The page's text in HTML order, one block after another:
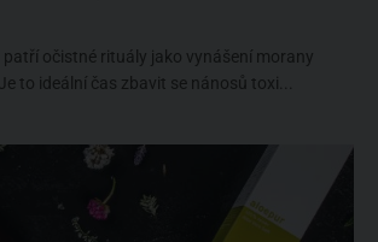
očistné rituály jako vynášení morany
to ideální čas zbavit se nánosů toxi...